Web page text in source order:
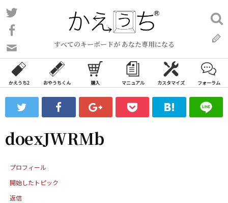
コ
ン
ン
ツ
ス
ッ
すべてのキーボードが あなた専用になる
い
合
わ
フ
ォ
ム
検
索:
かえうち2 おやうちくん 購入 マニュアル カスタマイズ フォーラム
doexJWRMb
プロフィール
開始したトピック
返信